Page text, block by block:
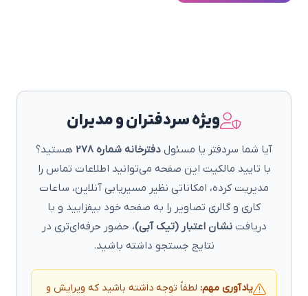
ویژه سردفتران و مدیران
آیا شما سردفتر یا مسئول دفترخانه شماره 278
هستید؟
با تایید مالکیت این صفحه می‌توانید اطلاعات تماس را
مدیریت کرده، امکاناتی نظیر مسیریابی آنلاین، ساعات
کاری و گالری تصاویر را به صفحه خود بیفزایید و با
دریافتنشان اعتبار (تیک آبی)، حضور حرفه‌ای‌تری در
نتایج جستجو داشته باشید.
یادآوری مهم: لطفاً توجه داشته باشید که ویرایش و